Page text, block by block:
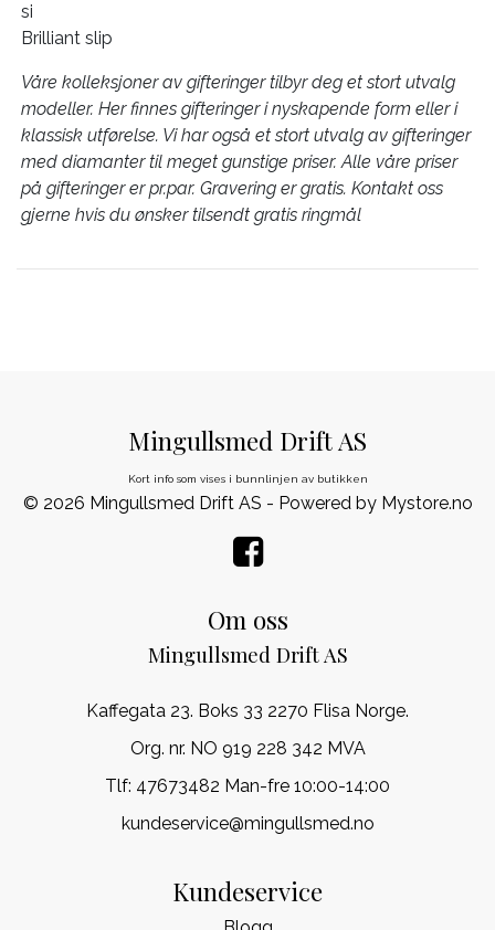
si
Brilliant slip
Våre kolleksjoner av gifteringer tilbyr deg et stort utvalg
modeller. Her finnes gifteringer i nyskapende form eller i
klassisk utførelse. Vi har også et stort utvalg av gifteringer
med diamanter til meget gunstige priser. Alle våre priser
på gifteringer er pr.par. Gravering er gratis. Kontakt oss
gjerne hvis du ønsker tilsendt gratis ringmål
Mingullsmed Drift AS
Kort info som vises i bunnlinjen av butikken
© 2026 Mingullsmed Drift AS - Powered by Mystore.no
Om oss
Mingullsmed Drift AS
Kaffegata 23. Boks 33 2270 Flisa Norge.
Org. nr. NO 919 228 342 MVA
Tlf: 47673482 Man-fre 10:00-14:00
kundeservice@mingullsmed.no
Kundeservice